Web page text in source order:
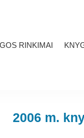
RINKIMAI
2006 m.